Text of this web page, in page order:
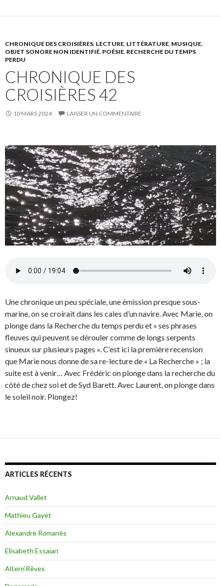
CHRONIQUE DES CROISIÈRES, LECTURE, LITTÉRATURE, MUSIQUE,
OBJET SONORE NON IDENTIFIÉ, POÉSIE, RECHERCHE DU TEMPS
PERDU
CHRONIQUE DES
CROISIÈRES 42
10 MARS 2024 LAISSER UN COMMENTAIRE
Une chronique un peu spéciale, une émission presque sous-
marine, on se croirait dans les cales d’un navire. Avec Marie, on
plonge dans la Recherche du temps perdu et « ses phrases
fleuves qui peuvent se dérouler comme de longs serpents
sinueux sur plusieurs pages ». C’est ici la première recension
que Marie nous donne de sa re-lecture de « La Recherche » ; la
suite est à venir… Avec Frédéric on plonge dans la recherche du
côté de chez soi et de Syd Barett. Avec Laurent, on plonge dans
le soleil noir. Plongez!
ARTICLES RÉCENTS
Arnaud Vallet
Mathieu Gayet
Alexandre Romanès
Elisabeth Essaïan
Altern’Rêves